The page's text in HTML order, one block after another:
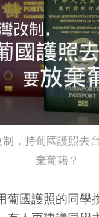
，持葡國護照去
棄葡籍？
葡國護照的同學